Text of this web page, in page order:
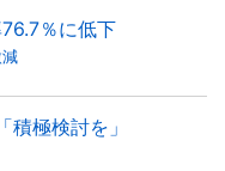
％に低下
極検討を」